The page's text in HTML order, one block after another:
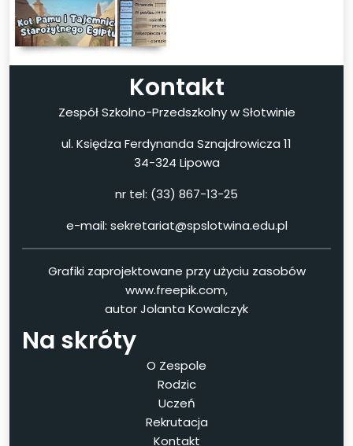
Kontakt
Zespół Szkolno-Przedszkolny w Słotwinie
ul. Księdza Ferdynanda Sznajdrowicza 11
34-324 Lipowa
nr tel: (33) 867-13-25
e-mail: sekretariat@spslotwina.edu.pl
Grafiki zaprojektowane przy użyciu zasobów
www.freepik.com,
autor Jolanta Kowalczyk
Na skróty
O Zespole
Rodzic
Uczeń
Rekrutacja
Kontakt